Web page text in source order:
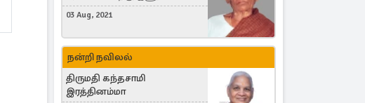
கிழக்கு
03 Aug, 2021
நன்றி நவிலல்
திருமதி கந்தசாமி
இரத்தினம்மா